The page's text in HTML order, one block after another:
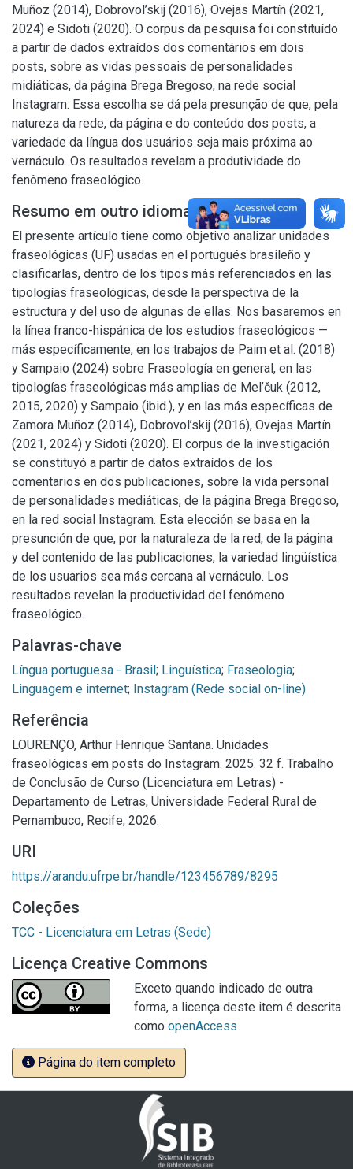
Muñoz (2014), Dobrovol’skij (2016), Ovejas Martín (2021,
2024) e Sidoti (2020). O corpus da pesquisa foi constituído
a partir de dados extraídos dos comentários em dois
posts, sobre as vidas pessoais de personalidades
midiáticas, da página Brega Bregoso, na rede social
Instagram. Essa escolha se dá pela presunção de que, pela
natureza da rede, da página e do conteúdo dos posts, a
variedade da língua dos usuários seja mais próxima ao
vernáculo. Os resultados revelam a produtividade do
fenômeno fraseológico.
Resumo em outro idioma
El presente artículo tiene como objetivo analizar unidades
fraseológicas (UF) usadas en el portugués brasileño y
clasificarlas, dentro de los tipos más referenciados en las
tipologías fraseológicas, desde la perspectiva de la
estructura y del uso de algunas de ellas. Nos basaremos en
la línea franco-hispánica de los estudios fraseológicos —
más específicamente, en los trabajos de Paim et al. (2018)
y Sampaio (2024) sobre Fraseología en general, en las
tipologías fraseológicas más amplias de Mel’čuk (2012,
2015, 2020) y Sampaio (ibid.), y en las más específicas de
Zamora Muñoz (2014), Dobrovol’skij (2016), Ovejas Martín
(2021, 2024) y Sidoti (2020). El corpus de la investigación
se constituyó a partir de datos extraídos de los
comentarios en dos publicaciones, sobre la vida personal
de personalidades mediáticas, de la página Brega Bregoso,
en la red social Instagram. Esta elección se basa en la
presunción de que, por la naturaleza de la red, de la página
y del contenido de las publicaciones, la variedad lingüística
de los usuarios sea más cercana al vernáculo. Los
resultados revelan la productividad del fenómeno
fraseológico.
Palavras-chave
Língua portuguesa - Brasil; Linguística; Fraseologia;
Linguagem e internet; Instagram (Rede social on-line)
Referência
LOURENÇO, Arthur Henrique Santana. Unidades
fraseológicas em posts do Instagram. 2025. 32 f. Trabalho
de Conclusão de Curso (Licenciatura em Letras) -
Departamento de Letras, Universidade Federal Rural de
Pernambuco, Recife, 2026.
URI
https://arandu.ufrpe.br/handle/123456789/8295
Coleções
TCC - Licenciatura em Letras (Sede)
Licença Creative Commons
Exceto quando indicado de outra
forma, a licença deste item é descrita
como openAccess
Página do item completo